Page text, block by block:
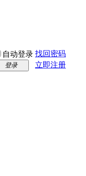
自动登录 找回密码
登录
立即注册